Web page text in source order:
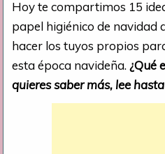
Hoy te compartimos 15
papel higiénico de navidad
hacer los tuyos propios
esta época navideña. ¿Qué
quieres saber más, lee